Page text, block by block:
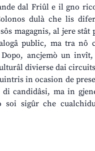
dal Friûl e il gno
dulà che lis
magagnis, al jere
public, ma tra nô
ancjemò un invît,
divierse dai
in ocasion de
di candidâsi, ma in
soi sigûr che